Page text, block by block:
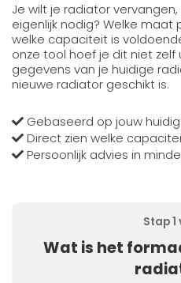
Je wilt je radiator
eigenlijk nodig? Welke maat
welke capaciteit is
onze tool hoef je dit niet zelf
gegevens van je huidige
nieuwe radiator geschikt is.
Gebaseerd op jouw
Direct zien welke
Persoonlijk advies in
Stap 1
Wat is het